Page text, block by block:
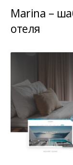
Marina –
отеля